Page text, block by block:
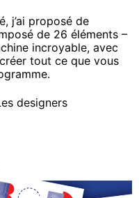
j’ai proposé de
de 26 éléments –
incroyable, avec
tout ce que vous
designers